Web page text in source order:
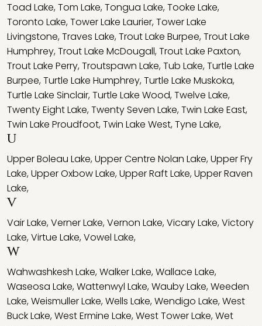
Toad Lake,Tom Lake,Tongua Lake,Tooke Lake,
Toronto Lake,Tower Lake Laurier,Tower Lake
Livingstone,Traves Lake,Trout Lake Burpee,Trout Lake
Humphrey,Trout Lake McDougall,Trout Lake Paxton,
Trout Lake Perry,Troutspawn Lake,Tub Lake,Turtle Lake
Burpee,Turtle Lake Humphrey,Turtle Lake Muskoka,
Turtle Lake Sinclair,Turtle Lake Wood,Twelve Lake,
Twenty Eight Lake,Twenty Seven Lake,Twin Lake East,
Twin Lake Proudfoot,Twin Lake West,Tyne Lake,
U
Upper Boleau Lake,Upper Centre Nolan Lake,Upper Fry
Lake,Upper Oxbow Lake,Upper Raft Lake,Upper Raven
Lake,
V
Vair Lake,Verner Lake,Vernon Lake,Vicary Lake,Victory
Lake,Virtue Lake,Vowel Lake,
W
Wahwashkesh Lake,Walker Lake,Wallace Lake,
Waseosa Lake,Wattenwyl Lake,Wauby Lake,Weeden
Lake,Weismuller Lake,Wells Lake,Wendigo Lake,West
Buck Lake,West Ermine Lake,West Tower Lake,Wet